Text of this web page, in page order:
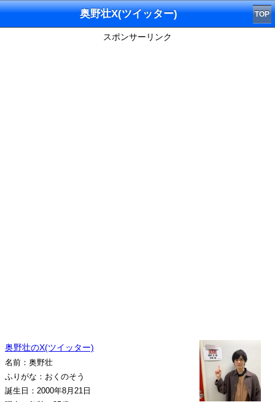
奥野壮X(ツイッター) TOP
スポンサーリンク
奥野壮のX(ツイッター)
名前：奥野壮
ふりがな：おくのそう
誕生日：2000年8月21日